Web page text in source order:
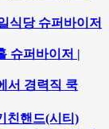
식당 슈퍼바이저
슈퍼바이저 |
서 경력직 쿡
친핸드(시티)